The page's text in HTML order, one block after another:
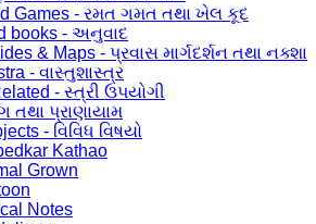
Games - રમત ગમત તથા ખેલ કૂદ
books - અનુવાદ
& Maps - પ્રવાસ માર્ગદર્શન તથા નક્શા
- વાસ્તુશાસ્ત્ર
- સ્ત્રી ઉપયોગી
તથા પ્રાણાયામ
- વિવિધ વિષયો
Kathao
Grown
Notes